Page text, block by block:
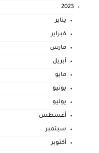
2023
يناير
فبراير
مارس
أبريل
مايو
يونيو
يوليو
أغسطس
سبتمبر
أكتوبر